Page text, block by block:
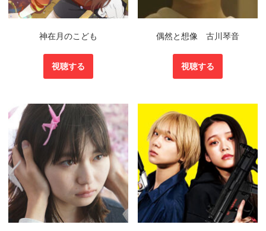
神在月のこども
視聴する
偶然と想像 古川琴音
視聴する